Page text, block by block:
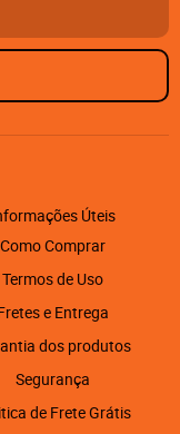
Úteis
Como Comprar
Termos de Uso
e Entrega
dos produtos
Segurança
de Frete Grátis